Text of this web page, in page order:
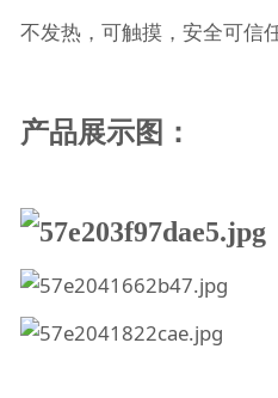
不发热，可触摸，安全可信
产品展示图：